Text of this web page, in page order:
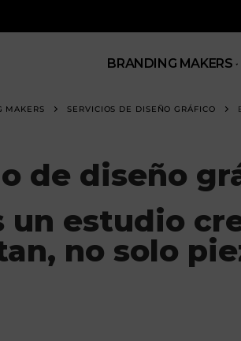
BRANDING MAKERS
MAKERS SERVICIOS DE DISEÑO GRÁFICO
de diseño
un estudio
no solo